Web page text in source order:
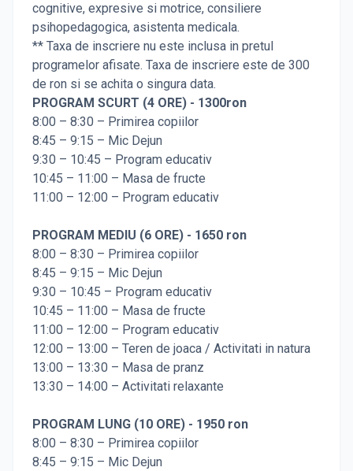
cognitive, expresive si motrice, consiliere
psihopedagogica, asistenta medicala.
** Taxa de inscriere nu este inclusa in pretul
programelor afisate. Taxa de inscriere este de 300
de ron si se achita o singura data.
PROGRAM SCURT (4 ORE) - 1300ron
8:00 – 8:30 – Primirea copiilor
8:45 – 9:15 – Mic Dejun
9:30 – 10:45 – Program educativ
10:45 – 11:00 – Masa de fructe
11:00 – 12:00 – Program educativ
PROGRAM MEDIU (6 ORE) - 1650 ron
8:00 – 8:30 – Primirea copiilor
8:45 – 9:15 – Mic Dejun
9:30 – 10:45 – Program educativ
10:45 – 11:00 – Masa de fructe
11:00 – 12:00 – Program educativ
12:00 – 13:00 – Teren de joaca / Activitati in natura
13:00 – 13:30 – Masa de pranz
13:30 – 14:00 – Activitati relaxante
PROGRAM LUNG (10 ORE) - 1950 ron
8:00 – 8:30 – Primirea copiilor
8:45 – 9:15 – Mic Dejun